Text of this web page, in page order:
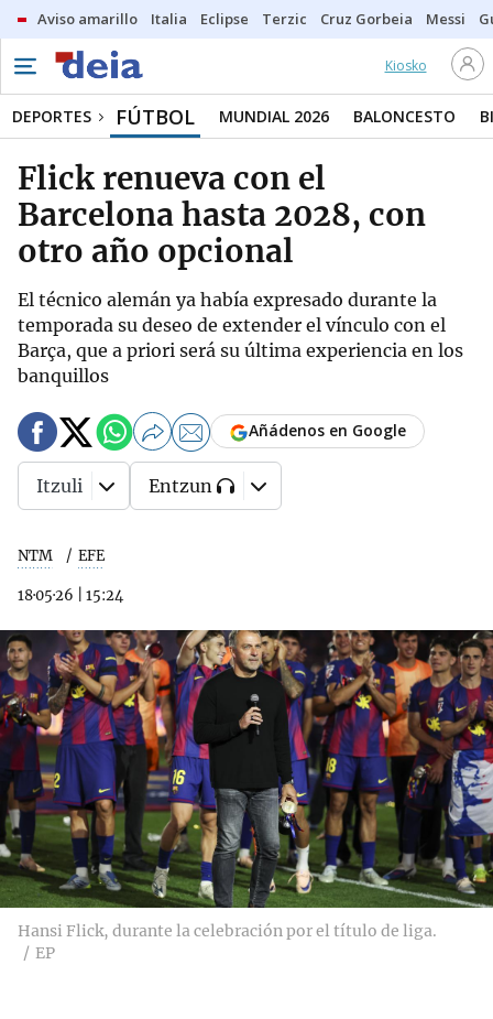
Aviso amarillo Italia Eclipse Terzic Cruz Gorbeia Messi
Kiosko
DEPORTES FÚTBOL MUNDIAL 2026 BALONCESTO
Flick renueva con el
Barcelona hasta 2028, con
otro año opcional
El técnico alemán ya había expresado durante la
temporada su deseo de extender el vínculo con el
Barça, que a priori será su última experiencia en los
banquillos
NTM EFE
18·05·26 15:24
Añádenos en Google
Itzuli Entzun
Hansi Flick, durante la celebración por el título de liga.
EP